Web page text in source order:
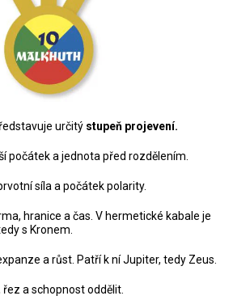
určitýstupeň projevení.
počátek a jednota před rozdělením.
síla a počátek polarity.
hranice a čas. V hermetické kabale je
s Kronem.
a růst. Patří k ní Jupiter, tedy Zeus.
a schopnost oddělit.